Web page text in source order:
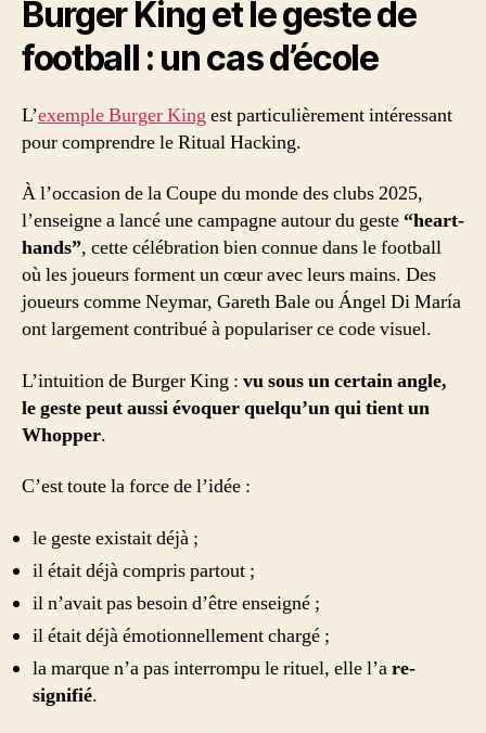
Burger King et le geste de
football : un cas d’école
L’exemple Burger King est particulièrement intéressant
pour comprendre le Ritual Hacking.
À l’occasion de la Coupe du monde des clubs 2025,
l’enseigne a lancé une campagne autour du geste “heart-
hands”, cette célébration bien connue dans le football
où les joueurs forment un cœur avec leurs mains. Des
joueurs comme Neymar, Gareth Bale ou Ángel Di María
ont largement contribué à populariser ce code visuel.
L’intuition de Burger King : vu sous un certain angle,
le geste peut aussi évoquer quelqu’un qui tient un
Whopper.
C’est toute la force de l’idée :
le geste existait déjà ;
il était déjà compris partout ;
il n’avait pas besoin d’être enseigné ;
il était déjà émotionnellement chargé ;
la marque n’a pas interrompu le rituel, elle l’are-
signifié.